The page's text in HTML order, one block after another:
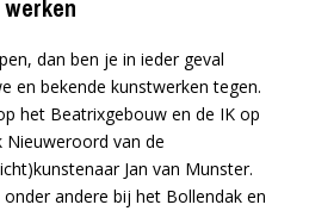
dan ben je in ieder geval
en bekende kunstwerken tegen.
het Beatrixgebouw en de IK op
van de
Jan van Munster.
andere bij het Bollendak en